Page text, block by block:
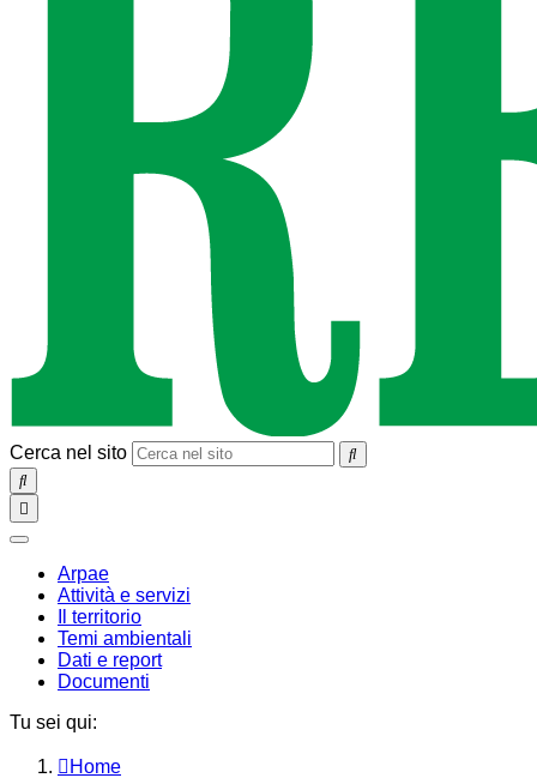
Cerca nel sito
SEARCH
Toggle
navigation
chiudi
Arpae
Attività e servizi
Il territorio
Temi ambientali
Dati e report
Documenti
Tu sei qui:
Home